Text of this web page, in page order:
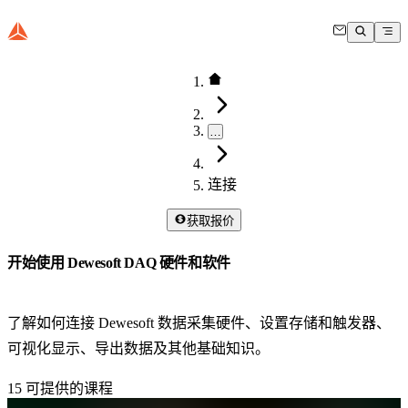
…
连接
获取报价
开始使用 Dewesoft DAQ 硬件和软件
了解如何连接 Dewesoft 数据采集硬件、设置存储和触发器、
可视化显示、导出数据及其他基础知识。
15 可提供的课程